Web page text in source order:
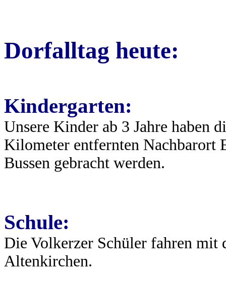
Dorfalltag heute:
Kindergarten:
Unsere Kinder ab 3 Jahre haben
Kilometer entfernten Nachbarort
Bussen gebracht werden.
Schule:
Die Volkerzer Schüler fahren mit
Altenkirchen.